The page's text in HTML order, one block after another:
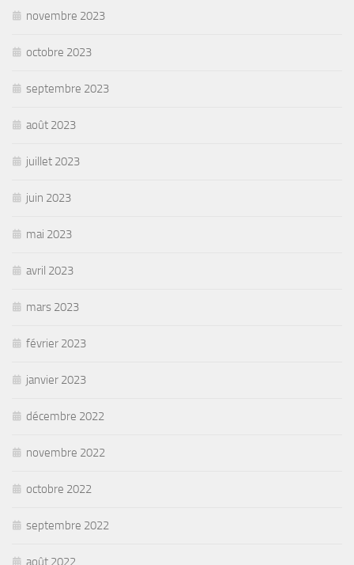
novembre 2023
octobre 2023
septembre 2023
août 2023
juillet 2023
juin 2023
mai 2023
avril 2023
mars 2023
février 2023
janvier 2023
décembre 2022
novembre 2022
octobre 2022
septembre 2022
août 2022